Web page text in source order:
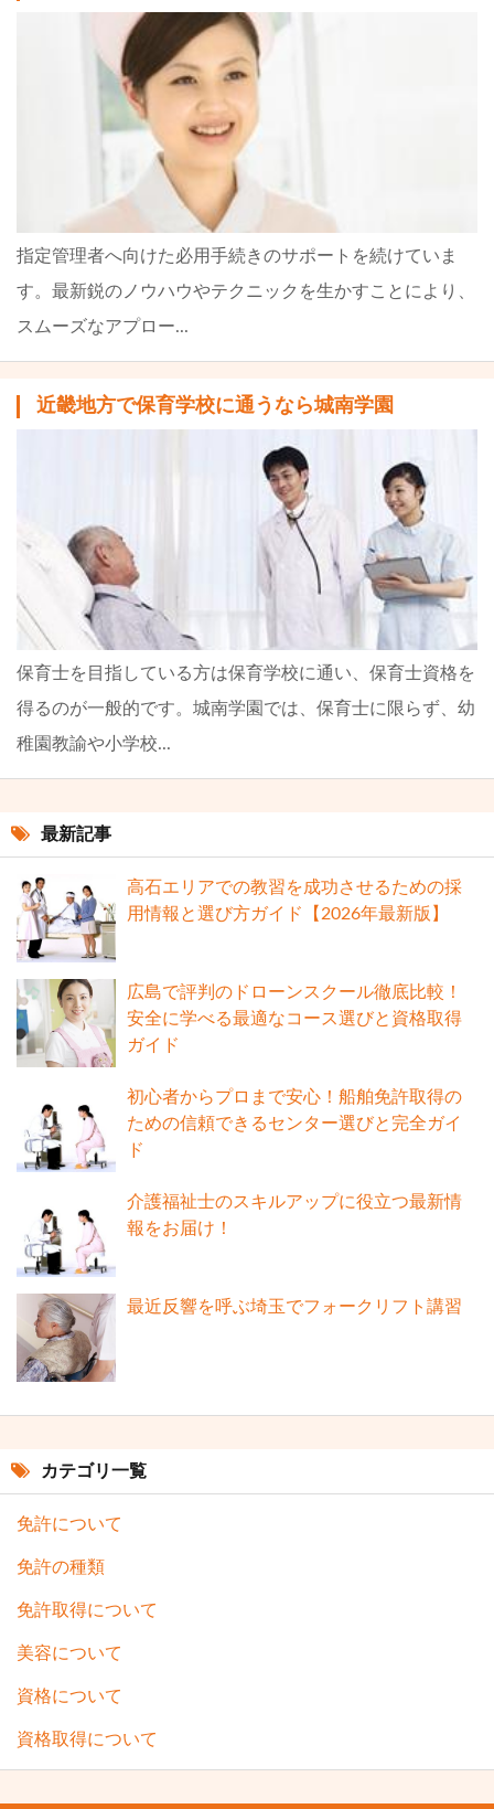
指定管理者へ向けた必用手続きのサポートを続けていま
す。最新鋭のノウハウやテクニックを生かすことにより、
スムーズなアプロー...
近畿地方で保育学校に通うなら城南学園
保育士を目指している方は保育学校に通い、保育士資格を
得るのが一般的です。城南学園では、保育士に限らず、幼
稚園教諭や小学校...
最新記事
高石エリアでの教習を成功させるための採
用情報と選び方ガイド【2026年最新版】
広島で評判のドローンスクール徹底比較！
安全に学べる最適なコース選びと資格取得
ガイド
初心者からプロまで安心！船舶免許取得の
ための信頼できるセンター選びと完全ガイ
ド
介護福祉士のスキルアップに役立つ最新情
報をお届け！
最近反響を呼ぶ埼玉でフォークリフト講習
カテゴリ一覧
免許について
免許の種類
免許取得について
美容について
資格について
資格取得について